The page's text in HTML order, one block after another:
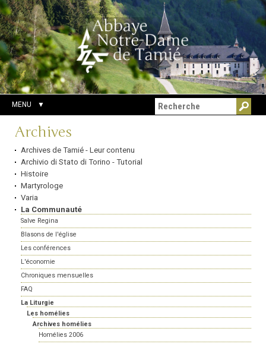
Aller
au
contenu.
|
Aller
à
la
navigation
Outils
personnels
Chercher par
Recherche
avancée…
MENU
Navigation
Archives
Archives de Tamié - Leur contenu
Archivio di Stato di Torino - Tutorial
Histoire
Martyrologe
Varia
La Communauté
Salve Regina
Blasons de l'église
Les conférences
L'économie
Chroniques mensuelles
FAQ
La Liturgie
Les homélies
Archives homélies
Homélies 2006